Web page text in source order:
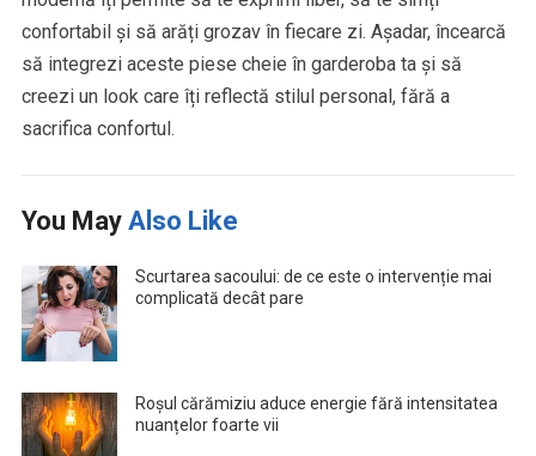
confortabil și să arăți grozav în fiecare zi. Așadar, încearcă
să integrezi aceste piese cheie în garderoba ta și să
creezi un look care îți reflectă stilul personal, fără a
sacrifica confortul.
You May Also Like
Scurtarea sacoului: de ce este o intervenție mai
complicată decât pare
Roșul cărămiziu aduce energie fără intensitatea
nuanțelor foarte vii